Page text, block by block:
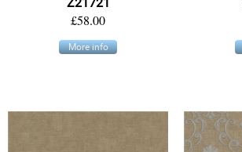
£58.00
More info